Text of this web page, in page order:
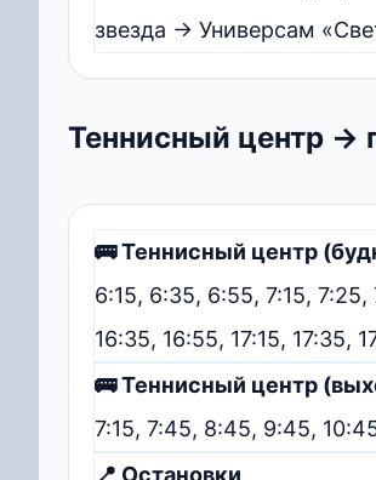
звезда → Универсам
Теннисный центр →
🚌 Теннисный центр
6:15, 6:35, 6:55, 7:15,
16:35, 16:55, 17:15, 17:35,
🚌 Теннисный центр
7:15, 7:45, 8:45, 9:45,
📍 Остановки